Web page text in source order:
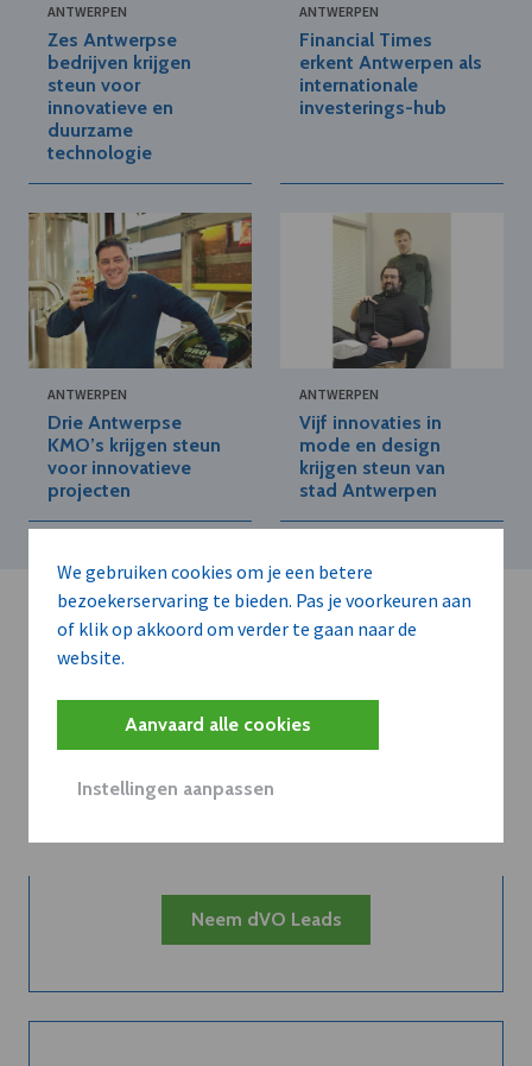
We gebruiken cookies om je een betere
bezoekerservaring te bieden. Pas je voorkeuren aan
of klik op akkoord om verder te gaan naar de
website.
Aanvaard alle cookies
Instellingen aanpassen
ANTWERPEN
Zes Antwerpse
bedrijven krijgen
steun voor
innovatieve en
duurzame
technologie
ANTWERPEN
Financial Times
erkent Antwerpen als
internationale
investerings-hub
ANTWERPEN
Drie Antwerpse
KMO’s krijgen steun
voor innovatieve
projecten
ANTWERPEN
Vijf innovaties in
mode en design
krijgen steun van
stad Antwerpen
Kort de voordelen
van een
Neem dVO Leads